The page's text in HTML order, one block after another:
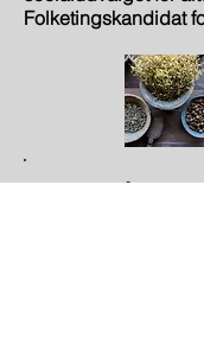
Folketingskandidat